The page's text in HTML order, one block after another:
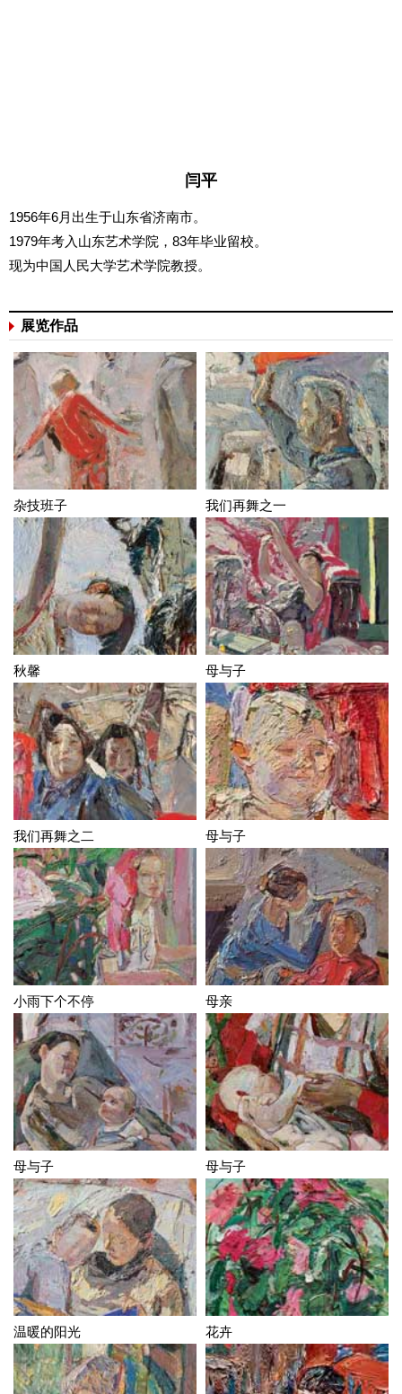
闫平
1956年6月出生于山东省济南市。
1979年考入山东艺术学院，83年毕业留校。
现为中国人民大学艺术学院教授。
展览作品
杂技班子 我们再舞之一
秋馨 母与子
我们再舞之二 母与子
小雨下个不停 母亲
母与子 母与子
温暖的阳光 花卉